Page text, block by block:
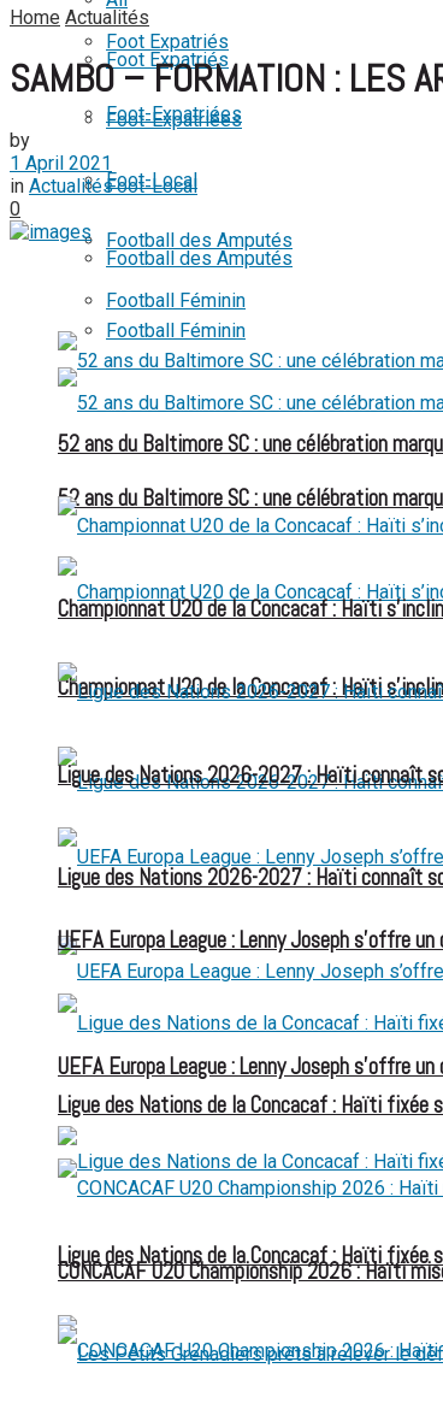
Foot Expatriés
Foot-Expatriées
Foot-Local
Football des Amputés
Football Féminin
52 ans du Baltimore SC : une célébration
Championnat U20 de la Concacaf : Haïti
Ligue des Nations 2026-2027 : Haïti connaît
UEFA Europa League : Lenny Joseph s’offre
Ligue des Nations de la Concacaf : Haïti fixée
Foot Expatriés
Foot-Expatriées
Foot-Local
Football des Amputés
Football Féminin
52 ans du Baltimore SC : une célébration
Championnat U20 de la Concacaf : Haïti
Ligue des Nations 2026-2027 : Haïti connaît
UEFA Europa League : Lenny Joseph s’offre
Ligue des Nations de la Concacaf : Haïti fixée
CONCACAF U20 Championship 2026 : Haïti
View All Result
Home Actualités
SAMBO – FORMATION : LES
by
1 April 2021
in Actualités
0